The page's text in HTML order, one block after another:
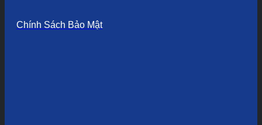
Chính Sách Bảo Mật